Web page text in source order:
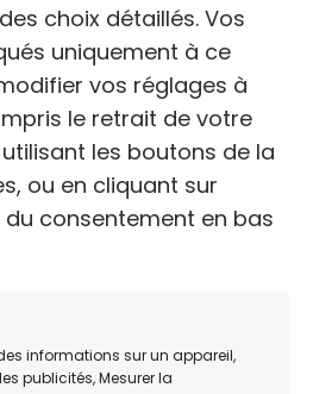
choix détaillés. Vos
uniquement à ce
vos réglages à
le retrait de votre
les boutons de la
ou en cliquant sur
du consentement en bas
informations sur un appareil,
publicités, Mesurer la
à La Ciotat
à Jouques
à Istres
à Grans
à Gardanne